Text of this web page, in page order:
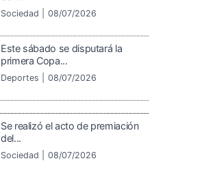
Sociedad | 08/07/2026
Este sábado se disputará la
primera Copa...
Deportes | 08/07/2026
Se realizó el acto de premiación
del...
Sociedad | 08/07/2026